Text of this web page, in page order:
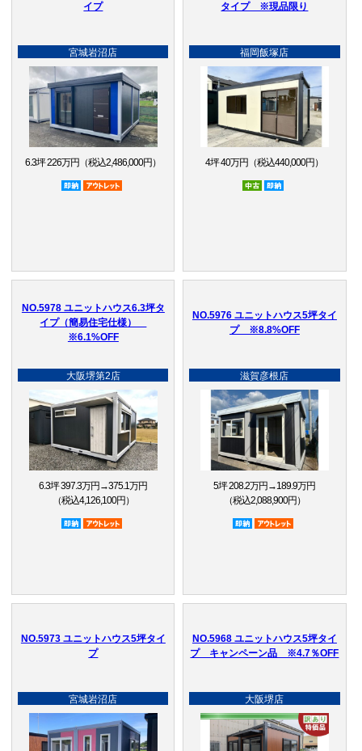
イプ
宮城岩沼店
6.3坪 226万円（税込2,486,000円）
即納品
タイプ ※現品限り
福岡飯塚店
4坪 40万円（税込440,000円）
中古
NO.5978 ユニットハウス6.3坪タ
イプ（簡易住宅仕様）
※6.1%OFF
大阪堺第2店
6.3坪 397.3万円→375.1万円
（税込4,126,100円）
即納品
NO.5976 ユニットハウス5坪タイ
プ ※8.8%OFF
滋賀彦根店
5坪 208.2万円→189.9万円
（税込2,088,900円）
即納品
NO.5973 ユニットハウス5坪タイ
プ
宮城岩沼店
NO.5968 ユニットハウス5坪タイ
プ キャンペーン品 ※4.7％OFF
大阪堺店